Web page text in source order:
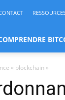
« blockchain »